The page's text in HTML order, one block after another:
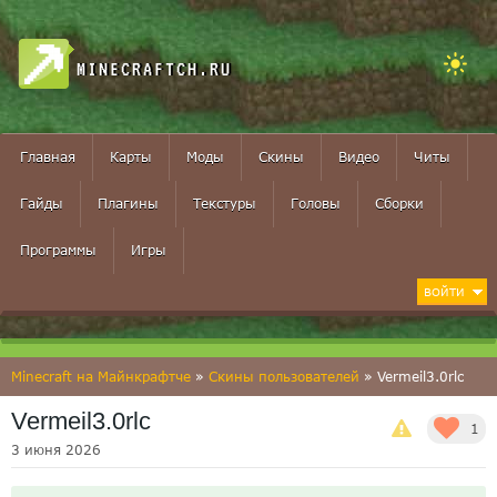
MINECRAFTCH.RU
Главная Карты Моды Скины Видео Читы
Гайды Плагины Текстуры Головы Сборки
Программы Игры
ВОЙТИ
Minecraft на Майнкрафтче » Скины пользователей » Vermeil3.0rlc
1
Vermeil3.0rlc
3 июня 2026